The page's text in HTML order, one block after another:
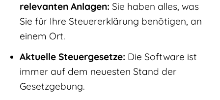
relevanten Anlagen: Sie haben alles, was
Sie für Ihre Steuererklärung benötigen, an
einem Ort.
Aktuelle Steuergesetze: Die Software ist
immer auf dem neuesten Stand der
Gesetzgebung.